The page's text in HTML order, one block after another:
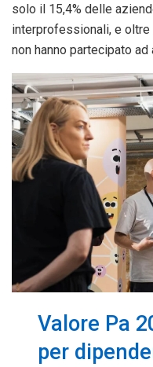
solo il 15,4% delle
interprofessionali, e
non hanno partecipato
Valore Pa
per